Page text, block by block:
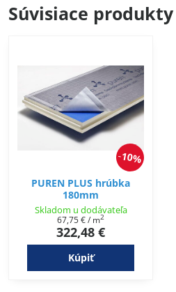
Súvisiace produkty
10%
PUREN PLUS hrúbka
180mm
Skladom u dodávateľa
322,48 €
67,75 €/ m2
Kúpiť